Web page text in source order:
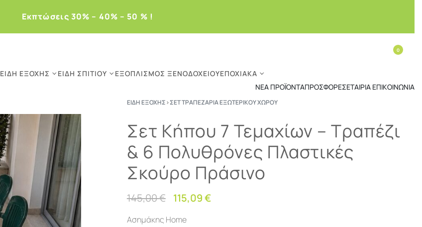
Eκπτώσεις 30% – 40% – 50 % !
0
ΕΊΔΗ ΕΞΟΧΉΣ ΕΊΔΗ ΣΠΙΤΙΟΎ ΕΞΟΠΛΙΣΜΌΣ ΞΕΝΟΔΟΧΕΊΟΥΕΠΟΧΙΑΚΆ
ΝΈΑ ΠΡΟΪΌΝΤΑΠΡΟΣΦΟΡΈΣΕΤΑΙΡΊΑ ΕΠΙΚΟΙΝΩΝΊΑ
ΕΊΔΗ ΕΞΟΧΉΣ›ΣΕΤ ΤΡΑΠΕΖΑΡΊΑ ΕΞΩΤΕΡΙΚΟΎ ΧΏΡΟΥ
Σετ Κήπου 7 Τεμαχίων – Τραπέζι
& 6 Πολυθρόνες Πλαστικές
Σκούρο Πράσινο
145,00€ 115,09€
Ασημάκης Home